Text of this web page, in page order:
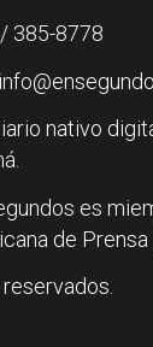
385-8778
nativo
es
de Prensa